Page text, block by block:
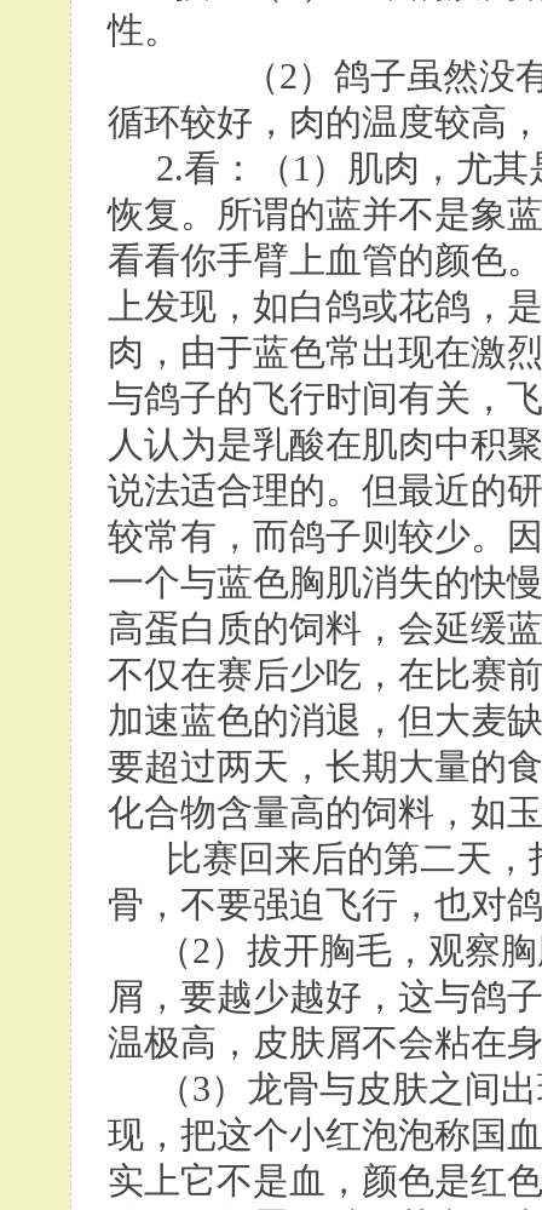
性。
（2）鸽子虽然没有汗
循环较好，肉的温度较高
2.看：（1）肌肉，尤其
恢复。所谓的蓝并不是象
看看你手臂上血管的颜色
上发现，如白鸽或花鸽，
肉，由于蓝色常出现在激
与鸽子的飞行时间有关，
人认为是乳酸在肌肉中积
说法适合理的。但最近的
较常有，而鸽子则较少。
一个与蓝色胸肌消失的快
高蛋白质的饲料，会延缓
不仅在赛后少吃，在比赛
加速蓝色的消退，但大麦
要超过两天，长期大量的
化合物含量高的饲料，如
比赛回来后的第二天，
骨，不要强迫飞行，也对
（2）拔开胸毛，观察胸
屑，要越少越好，这与鸽
温极高，皮肤屑不会粘在
（3）龙骨与皮肤之间出
现，把这个小红泡泡称国
实上它不是血，颜色是红